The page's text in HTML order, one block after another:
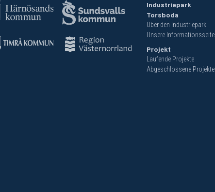
Industriepark
Torsboda
Über den Industriepark
Unsere Informationsseite
Projekt
Laufende Projekte
Abgeschlossene Projekte